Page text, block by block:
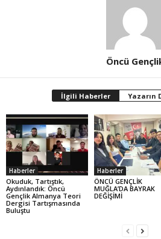
Öncü
İlgili Haberler Yazarın
Haberler
Okuduk, Tartıştık,
Aydınlandık: Öncü
Gençlik Almanya Teori
Dergisi Tartışmasında
Buluştu
Haberler
ÖNCÜ GENÇLİK
MUĞLA’DA BAYRAK
DEĞİŞİMİ